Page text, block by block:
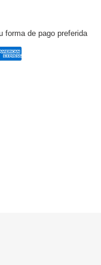
forma de pago preferida